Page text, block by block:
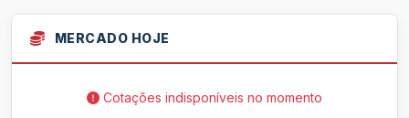
MERCADO HOJE
Cotações indisponíveis no momento